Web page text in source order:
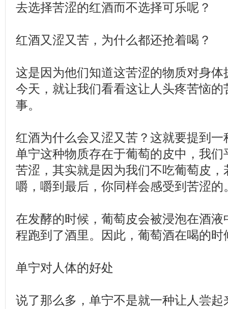
去选择苦涩的红酒而不选择可乐呢？
红酒又涩又苦，为什么都还抢着喝？
这是因为他们知道这苦涩的物质对身
今天，就让我们看看这让人头疼苦恼
事。
红酒为什么会又涩又苦？这就要提到一
单宁这种物质存在于葡萄的皮中，我
苦涩，其实就是因为我们不吃葡萄皮
嚼，嚼到最后，你同样会感受到苦涩的
在发酵的时候，葡萄皮会被浸泡在酒
程跑到了酒里。因此，葡萄酒在喝的
单宁对人体的好处
说了那么多，单宁不是就一种让人尝